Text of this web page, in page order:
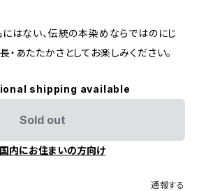
はない、伝統の本染めならではのにじ
あたたかさとしてお楽しみください。
shipping available
Sold out
内にお住まいの方向け
通報する